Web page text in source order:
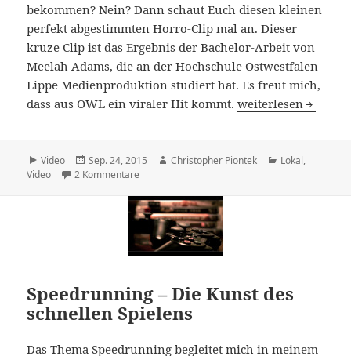
bekommen? Nein? Dann schaut Euch diesen kleinen
perfekt abgestimmten Horro-Clip mal an. Dieser
kruze Clip ist das Ergebnis der Bachelor-Arbeit von
Meelah Adams, die an derHochschule Ostwestfalen-
Lippe Medienproduktion studiert hat. Es freut mich,
dass aus OWL ein viraler Hit kommt.Grusel-Video
weiterlesen
Format
Video
Veröffentlicht
am
Sep. 24, 2015 Autor
Christopher Piontek Kategorien
Lokal,
Video
2 Kommentare
Speedrunning – Die Kunst des
schnellen Spielens
Das Thema Speedrunning begleitet mich in meinem